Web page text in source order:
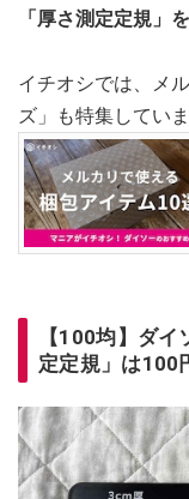
「厚さ測定定規」
イチオシでは、メ
ズ」も特集していま
【100均】ダ
定定規」は100